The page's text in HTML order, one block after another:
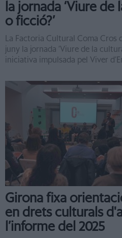
la jornada ‘Viure
o ficció?’
La Factoria Cultural Coma
juny la jornada ‘Viure de la
iniciativa impulsada pel Viver
Girona fixa
en drets culturals
l’informe del 2025